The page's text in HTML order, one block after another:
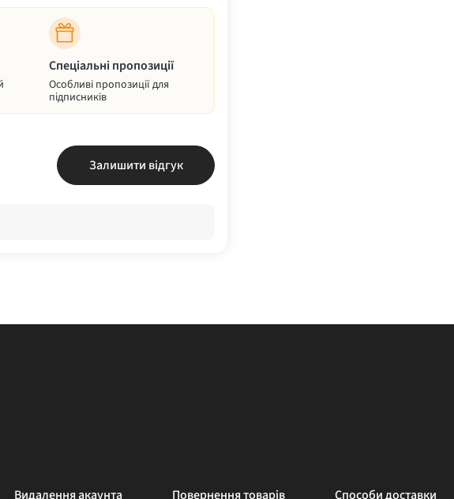
Спеціальні пропозиції
Особливі пропозиції для
підписників
Залишити відгук
Видалення акаунта Повернення товарів Способи доставки